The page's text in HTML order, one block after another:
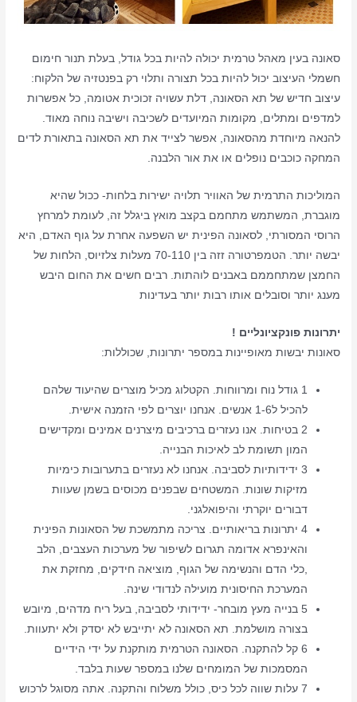
סאונה בעין מאהל טרמית יכולה להיות בכל גודל, בעלת תנור חימום
חשמלי העיצוב יכול להיות בכל תצורה ותלוי רק בפנטזיה של הלקוח:
עיצוב חדיש של תא הסאונה, דלת עשויה זכוכית אטומה, כל אפשרות
למדפים ומתלים, מקומות המיועדים לשכיבה וישיבה נוחה מאוד.
להנאה מיוחדת מהסאונה, אפשר לצייד את תא הסאונה בתאורת לדים
המחקה כוכבים נופלים או את אור הלבנה.
המוליכות התרמית של האוויר תלויה ישירות בלחות- ככול שהיא
מוגברת, המשתמש מתחמם בקצב מואץ ביגלל זה, לעומת למרחץ
הרוסי המסורתי, לסאונה הפינית יש השפעה אחרת על גוף האדם, היא
יבשה יותר. הטמפרטורה זזה בין 70-110 מעלות צלזיוס, הלחות של
החמצן שמתחממם באבנים לוהתות. רבים חשים את החום היבש
מענג יותר וסובלים אותו רבות יותר בעדינות
יתרונות פונקציונליים !
סאונות יבשות מאופיינות במספר יתרונות, שכוללות:
1 גודל נוח ומרווחות. הקטלוג מכיל מוצרים שהיעוד שלהם
להכיל ל1-6 אנשים. אנחנו יוצרים לפי הזמנה אישית.
2 בטיחות. אנו נעזרים ברכיבים מיצרנים אמינים ומקדישים
המון תשומת לב לאיכות הבנייה.
3 ידידותיות לסביבה. אנחנו לא נעזרים בתערובות כימיות
מזיקות שונות. המשטחים שבפנים מכוסים בשמן שעוות
דבורים יוקרתי והיפואלגני.
4 יתרונות בריאותיים. צריכה מתמשכת של הסאונות הפינית
והאינפרא אדומה תגרום לשיפור של מערכות העצבים, הלב
,כלי הדם והנשימה של הגוף, מוציאה חידקים, מחזקת את
המערכת החיסונית מועילה לנדודי שינה.
5 בנייה מעץ מובחר- ידידותי לסביבה, בעל ריח מדהים, מיובש
בצורה מושלמת. תא הסאונה לא יתייבש לא יסדק ולא יתעוות.
6 קל להתקנה. הסאונה הטרמית מותקנת על ידי הידיים
המסמכות של המומחים שלנו במספר שעות בלבד.
7 עלות שווה לכל כיס, כולל משלוח והתקנה. אתה מסוגל לרכוש